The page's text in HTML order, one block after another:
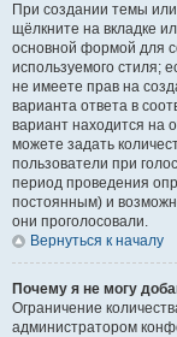
При создании темы
щёлкните на вкладке
основной формой для
используемого стиля;
не имеете прав на
варианта ответа в
вариант находится на
можете задать
пользователи при
период проведения
постоянным) и
они проголосовали.
Вернуться к началу
Почему я не могу
Ограничение
администратором